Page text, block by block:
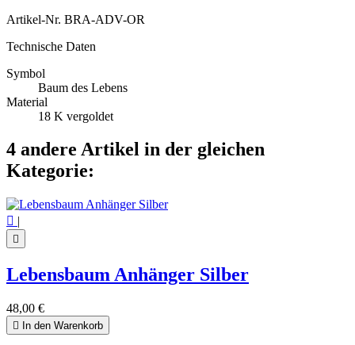
Artikel-Nr. BRA-ADV-OR
Technische Daten
Symbol
Baum des Lebens
Material
18 K vergoldet
4 andere Artikel in der gleichen
Kategorie:
 |

Lebensbaum Anhänger Silber
48,00 €
 In den Warenkorb